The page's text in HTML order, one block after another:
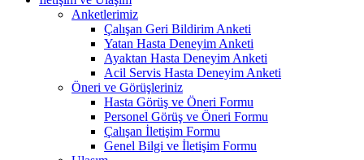
Anketlerimiz
Çalışan Geri Bildirim Anketi
Yatan Hasta Deneyim Anketi
Ayaktan Hasta Deneyim Anketi
Acil Servis Hasta Deneyim Anketi
Öneri ve Görüşleriniz
Hasta Görüş ve Öneri Formu
Personel Görüş ve Öneri Formu
Çalışan İletişim Formu
Genel Bilgi ve İletişim Formu